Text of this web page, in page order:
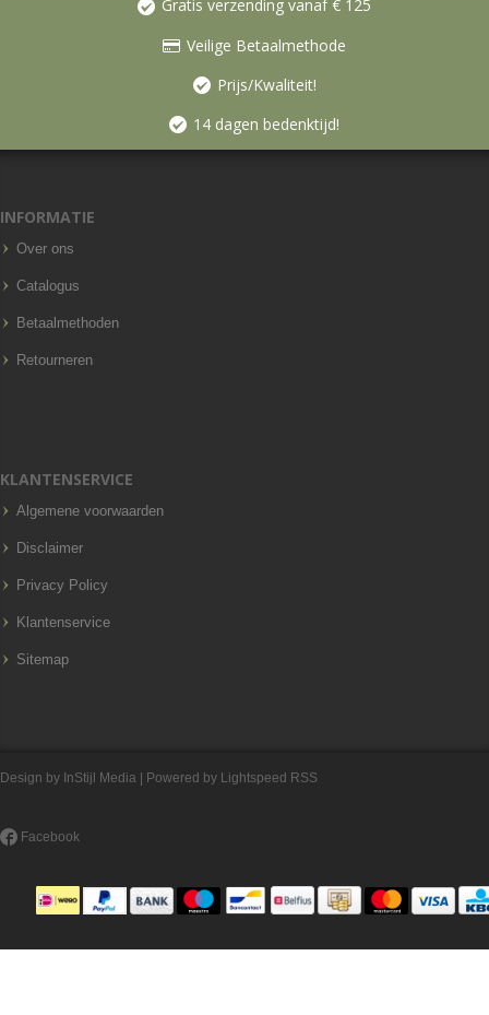
Gratis verzending vanaf € 125
Veilige Betaalmethode
Prijs/Kwaliteit!
14 dagen bedenktijd!
INFORMATIE
Over ons
Catalogus
Betaalmethoden
Retourneren
KLANTENSERVICE
Algemene voorwaarden
Disclaimer
Privacy Policy
Klantenservice
Sitemap
Design by InStijl Media | Powered by Lightspeed RSS
Facebook